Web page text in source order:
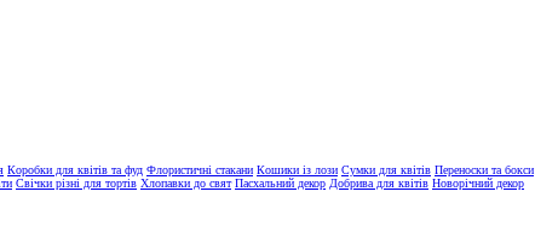
Коробки для квітів та фуд Флористичні стакани Кошики із лози Сумки для квітів Переноски та бокси
Свічки різні для тортів Хлопавки до свят Пасхальний декор Добрива для квітів Новорічний декор